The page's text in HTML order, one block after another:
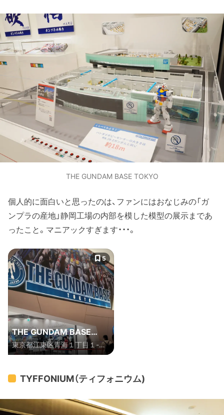
THE GUNDAM BASE TOKYO
個人的に面白いと思ったのは、ファンにはおなじみの「ガ
ンプラの産地」静岡工場の内部を模した模型の展示まであ
ったこと。マニアックすぎます・・・。
THE GUNDAM BASE
TOKYO
東京都江東区青海１丁目１-１
０ ダイバーシティ東京 プラザ
5
TYFFONIUM（ティフォニウム)